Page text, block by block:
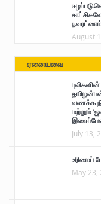
August
ஏனையவை
வணக்க
மற்றும்
July 13,
உரிமைப்
May 23,